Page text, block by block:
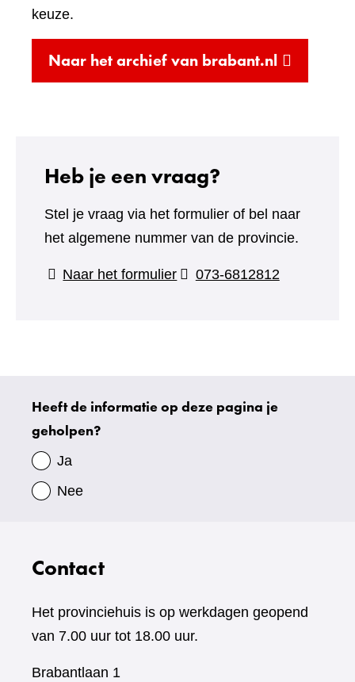
keuze.
Naar het archief van brabant.nl (verwijst
naar
Heb je een vraag?
Stel je vraag via het formulier of bel naar
het algemene nummer van de provincie.
Naar het formulier(verwijst
073-6812812
Uw
gegevens
Heeft de informatie op deze pagina je
geholpen?
Ja
Nee
Contact
Het provinciehuis is op werkdagen geopend
van 7.00 uur tot 18.00 uur.
Brabantlaan 1